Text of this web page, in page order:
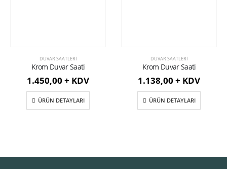
DUVAR SAATLERI
Krom Duvar Saati
1.450,00 + KDV
ÜRÜN DETAYLARI
DUVAR SAATLERI
Krom Duvar Saati
1.138,00 + KDV
ÜRÜN DETAYLARI